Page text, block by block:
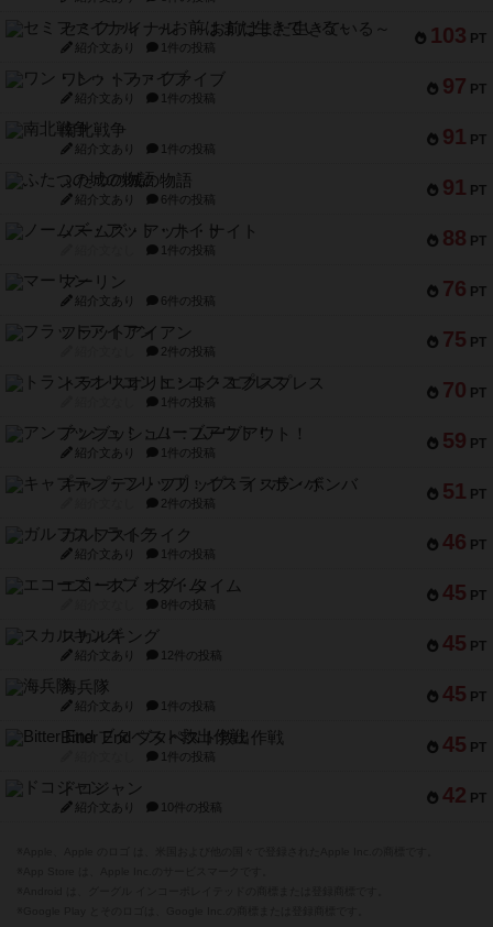
103 PT
セミファイナル ～お前はまだ生きている～
紹介文あり 1件の投稿
97 PT
ワン・トゥ・ファイブ
紹介文あり 1件の投稿
91 PT
南北戦争
紹介文あり 1件の投稿
91 PT
ふたつの城の物語
紹介文あり 6件の投稿
88 PT
ノームズ・アット・ナイト
1件の投稿
76 PT
マーリン
紹介文あり 6件の投稿
75 PT
フラットアイアン
2件の投稿
70 PT
トランスオリエント・エクスプレス
1件の投稿
59 PT
アンブッシュ！：ムーブアウト！
紹介文あり 1件の投稿
51 PT
キャプテン・フリップ：イスラ・ボンバ
2件の投稿
46 PT
ガルフストライク
紹介文あり 1件の投稿
45 PT
エコーズ・オブ・タイム
8件の投稿
45 PT
スカルキング
紹介文あり 12件の投稿
45 PT
海兵隊
紹介文あり 1件の投稿
45 PT
Bitter End ブタペスト救出作戦
1件の投稿
42 PT
ドコジャン
紹介文あり 10件の投稿